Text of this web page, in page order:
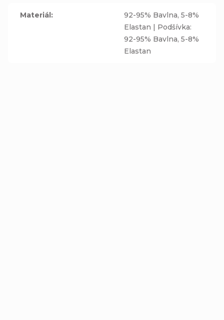
Materiál:
92-95% Bavlna, 5-8%
Elastan | Podšívka:
92-95% Bavlna, 5-8%
Elastan